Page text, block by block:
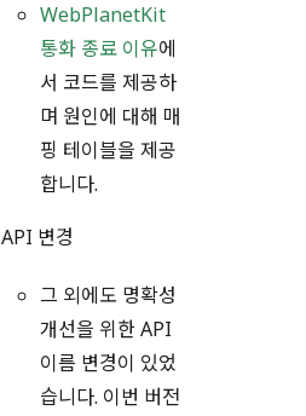
WebPlanetKit
통화 종료 이유에
서 코드를 제공하
며 원인에 대해 매
핑 테이블을 제공
합니다.
API 변경
그 외에도 명확성
개선을 위한 API
이름 변경이 있었
습니다. 이번 버전